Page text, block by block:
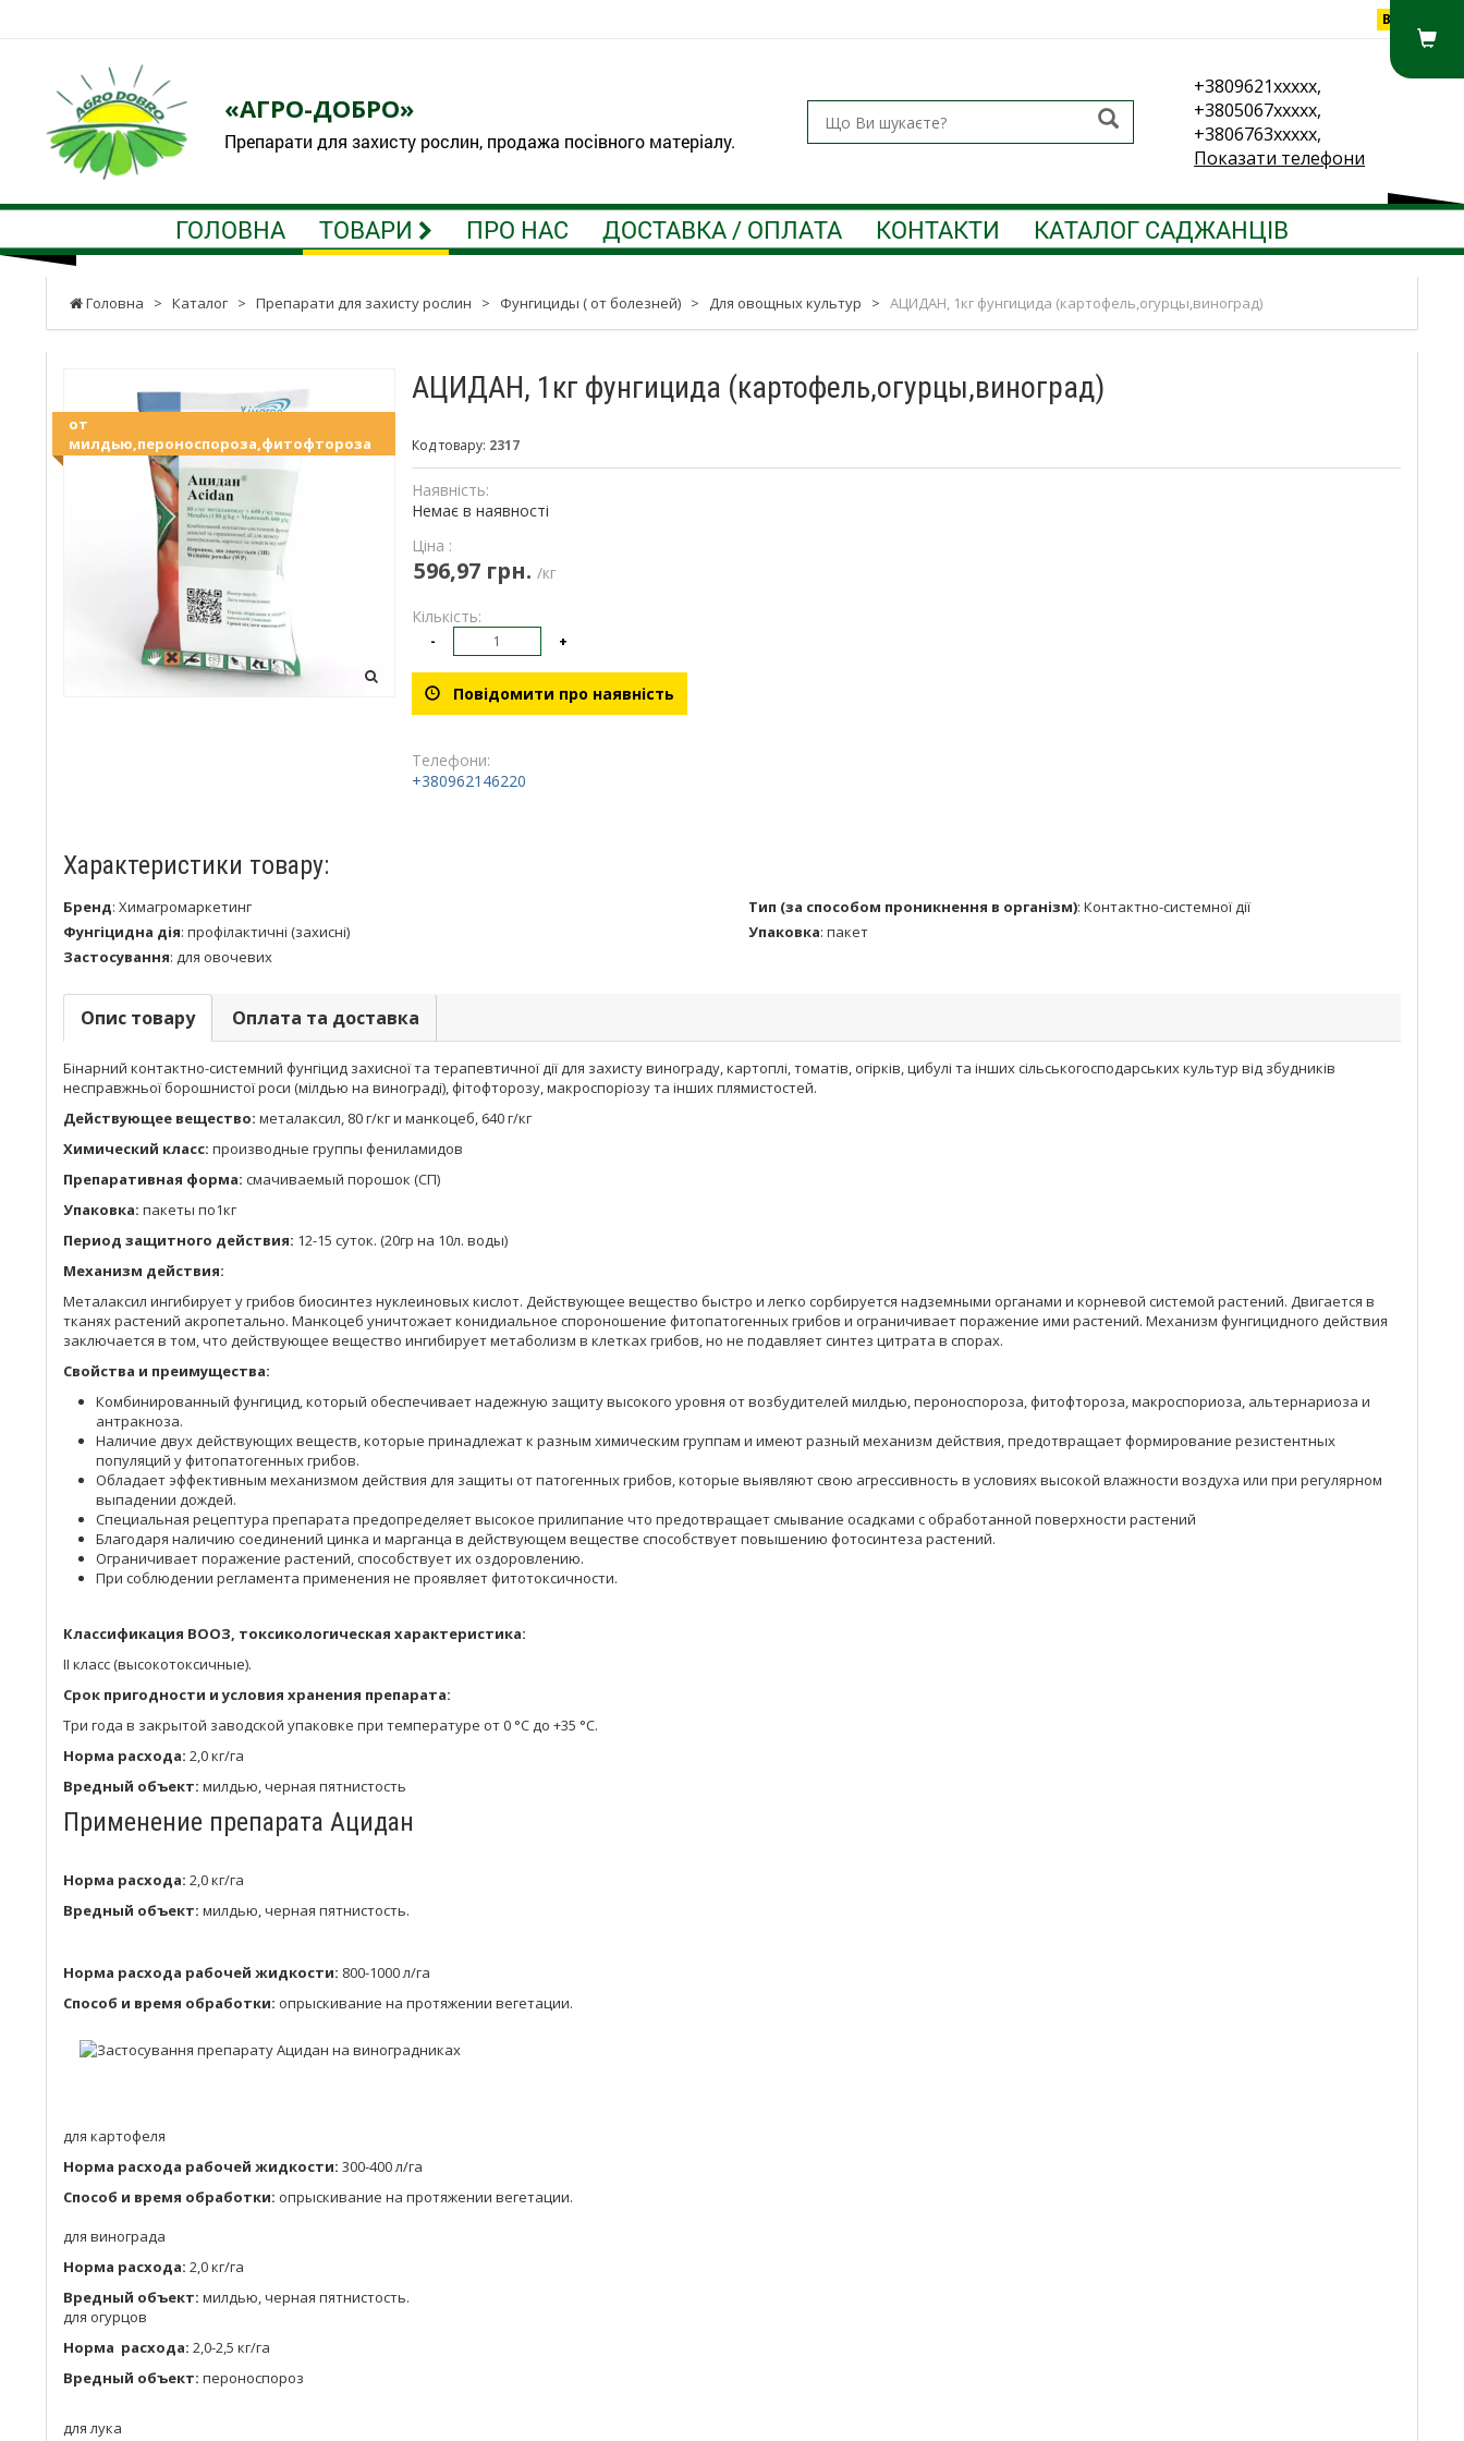
Вхід
«АГРО-ДОБРО»
Препарати для захисту рослин, продажа посівного матеріалу.
+3809621xxxxx,
+3805067xxxxx,
+3806763xxxxx,
Показати телефони
ГОЛОВНА ТОВАРИ ПРО НАС ДОСТАВКА / ОПЛАТА КОНТАКТИ КАТАЛОГ САДЖАНЦІВ
Головна > Каталог > Препарати для захисту рослин > Фунгициды ( от болезней) > Для овощных культур > АЦИДАН, 1кг фунгицида (картофель,огурцы,виноград)
АЦИДАН, 1кг фунгицида (картофель,огурцы,виноград)
Код товару: 2317
от
милдью,пероноспороза,фитофтороза
Наявність:
Немає в наявності
Ціна :
596,97 грн. /кг
Кількість:
- +
Повідомити про наявність
Телефони:
+380962146220
Характеристики товару:
Бренд: Химагромаркетинг Тип (за способом проникнення в організм): Контактно-системної дії
Фунгіцидна дія: профілактичні (захисні) Упаковка: пакет
Застосування: для овочевих
Опис товару Оплата та доставка
Бінарний контактно-системний фунгіцид захисної та терапевтичної дії для захисту винограду, картоплі, томатів, огірків, цибулі та інших сільськогосподарських культур від збудників
несправжньої борошнистої роси (мілдью на винограді), фітофторозу, макроспоріозу та інших плямистостей.
Действующее вещество: металаксил, 80 г/кг и манкоцеб, 640 г/кг
Химический класс: производные группы фениламидов
Препаративная форма: смачиваемый порошок (СП)
Упаковка: пакеты по1кг
Период защитного действия: 12-15 суток. (20гр на 10л. воды)
Механизм действия:
Металаксил ингибирует у грибов биосинтез нуклеиновых кислот. Действующее вещество быстро и легко сорбируется надземными органами и корневой системой растений. Двигается в
тканях растений акропетально. Манкоцеб уничтожает конидиальное спороношение фитопатогенных грибов и ограничивает поражение ими растений. Механизм фунгицидного действия
заключается в том, что действующее вещество ингибирует метаболизм в клетках грибов, но не подавляет синтез цитрата в спорах.
Свойства и преимущества:
Комбинированный фунгицид, который обеспечивает надежную защиту высокого уровня от возбудителей милдью, пероноспороза, фитофтороза, макроспориоза, альтернариоза и
антракноза.
Наличие двух действующих веществ, которые принадлежат к разным химическим группам и имеют разный механизм действия, предотвращает формирование резистентных
популяций у фитопатогенных грибов.
Обладает эффективным механизмом действия для защиты от патогенных грибов, которые выявляют свою агрессивность в условиях высокой влажности воздуха или при регулярном
выпадении дождей.
Специальная рецептура препарата предопределяет высокое прилипание что предотвращает смывание осадками с обработанной поверхности растений
Благодаря наличию соединений цинка и марганца в действующем веществе способствует повышению фотосинтеза растений.
Ограничивает поражение растений, способствует их оздоровлению.
При соблюдении регламента применения не проявляет фитотоксичности.
Классификация ВООЗ, токсикологическая характеристика:
ІI класс (высокотоксичные).
Срок пригодности и условия хранения препарата:
Три года в закрытой заводской упаковке при температуре от 0 °С до +35 °С.
Норма расхода: 2,0 кг/га
Вредный объект: милдью, черная пятнистость
Применение препарата Ацидан
Норма расхода: 2,0 кг/га
Вредный объект: милдью, черная пятнистость.
Норма расхода рабочей жидкости: 800-1000 л/га
Способ и время обработки: опрыскивание на протяжении вегетации.
для картофеля
Норма расхода рабочей жидкости: 300-400 л/га
Способ и время обработки: опрыскивание на протяжении вегетации.
для винограда
Норма расхода: 2,0 кг/га
Вредный объект: милдью, черная пятнистость.
для огурцов
Норма расхода: 2,0-2,5 кг/га
Вредный объект: пероноспороз
для лука